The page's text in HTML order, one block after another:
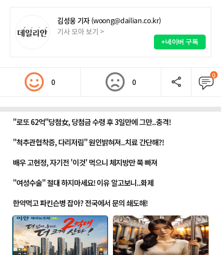
김성웅 기자 (woong@dailian.co.kr)
기사 모아 보기 >
+네이버 구독
0 0
0